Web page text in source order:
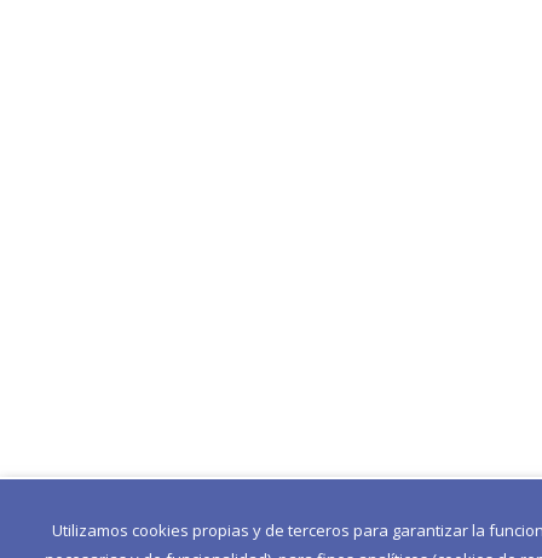
Utilizamos cookies propias y de terceros para garantizar la